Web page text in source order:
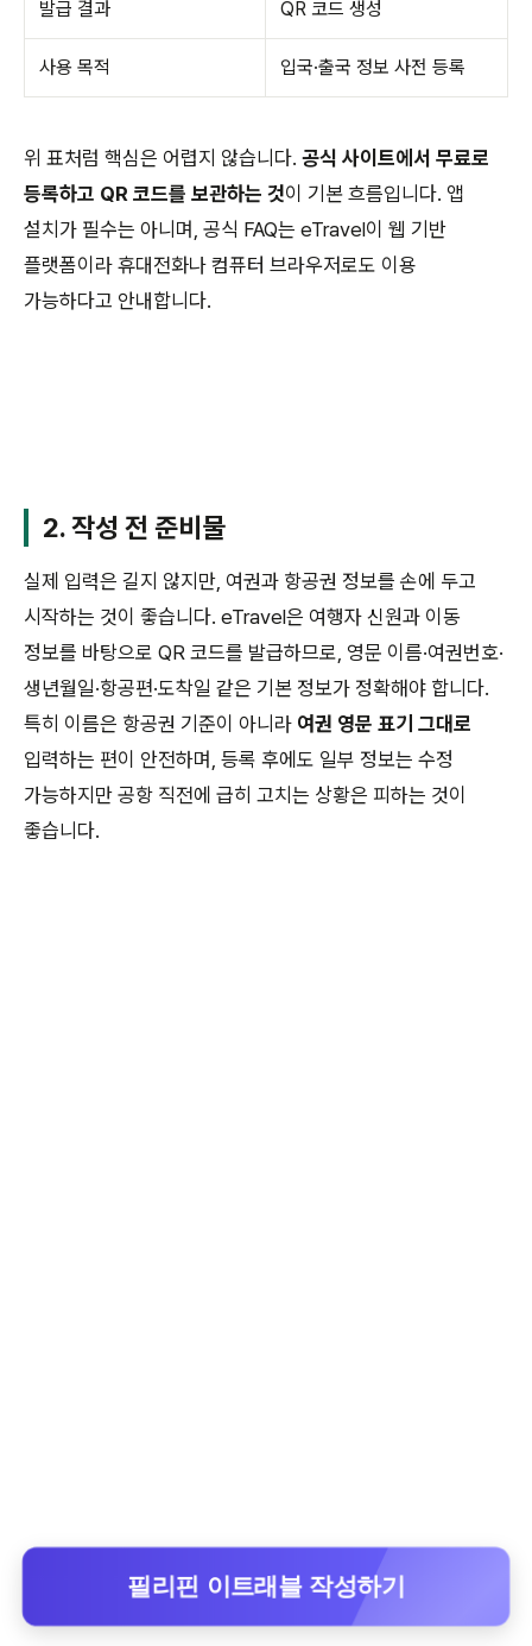
발급 결과 QR 코드 생성
사용 목적 입국·출국 정보 사전 등록
위 표처럼 핵심은 어렵지 않습니다. 공식 사이트에서 무료로
등록하고 QR 코드를 보관하는 것이 기본 흐름입니다. 앱
설치가 필수는 아니며, 공식 FAQ는 eTravel이 웹 기반
플랫폼이라 휴대전화나 컴퓨터 브라우저로도 이용
가능하다고 안내합니다.
2. 작성 전 준비물
실제 입력은 길지 않지만, 여권과 항공권 정보를 손에 두고
시작하는 것이 좋습니다. eTravel은 여행자 신원과 이동
정보를 바탕으로 QR 코드를 발급하므로, 영문 이름·여권번호·
생년월일·항공편·도착일 같은 기본 정보가 정확해야 합니다.
특히 이름은 항공권 기준이 아니라 여권 영문 표기 그대로
입력하는 편이 안전하며, 등록 후에도 일부 정보는 수정
가능하지만 공항 직전에 급히 고치는 상황은 피하는 것이
좋습니다.
필리핀 이트래블 작성하기